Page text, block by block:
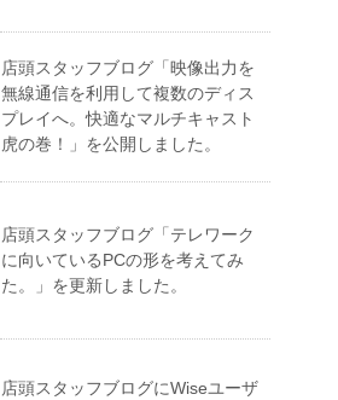
店頭スタッフブログ「映像出力を
無線通信を利用して複数のディス
プレイへ。快適なマルチキャスト
虎の巻！」を公開しました。
店頭スタッフブログ「テレワーク
に向いているPCの形を考えてみ
た。」を更新しました。
店頭スタッフブログにWiseユーザ